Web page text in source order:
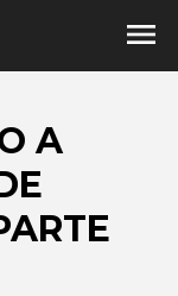
menu
A